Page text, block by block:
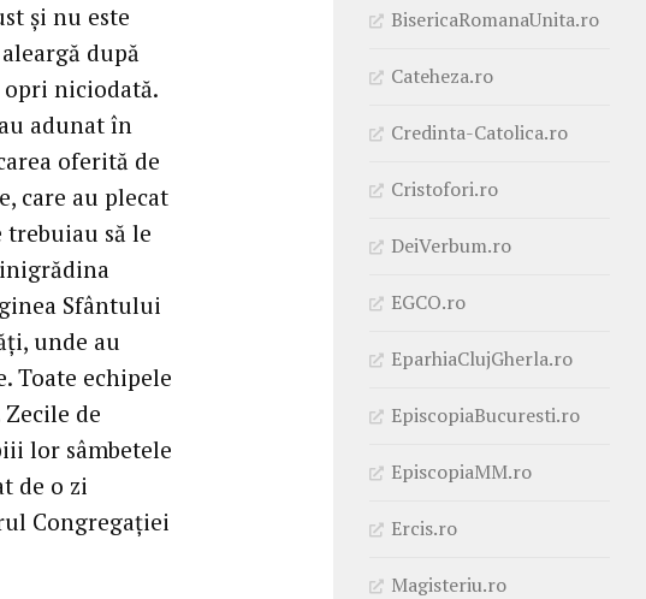
şi nu este
după
opri niciodată.
adunat în
oferită de
care au plecat
trebuiau să le
Sfântului
unde au
Toate echipele
de
lor sâmbetele
de o zi
Congregaţiei
BisericaRomanaUnita.ro
Cateheza.ro
Credinta-Catolica.ro
Cristofori.ro
DeiVerbum.ro
EGCO.ro
EparhiaClujGherla.ro
EpiscopiaBucuresti.ro
EpiscopiaMM.ro
Ercis.ro
Magisteriu.ro